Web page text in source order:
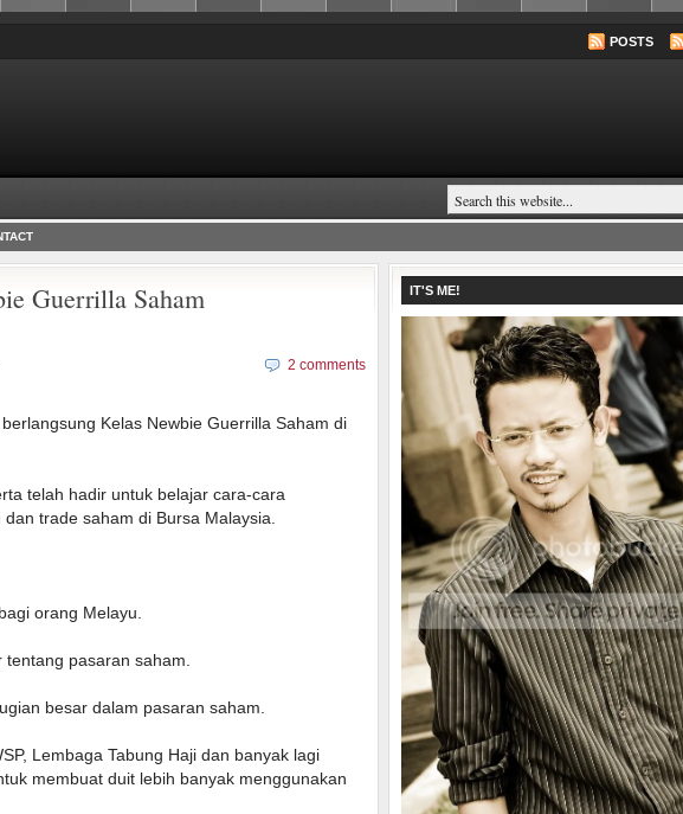
POSTS
Guerrilla Saham
2 comments
Kelas Newbie Guerrilla Saham di
telah hadir untuk belajar cara-cara
trade saham di Bursa Malaysia.
orang Melayu.
pasaran saham.
besar dalam pasaran saham.
Lembaga Tabung Haji dan banyak lagi
membuat duit lebih banyak menggunakan
IT'S ME!